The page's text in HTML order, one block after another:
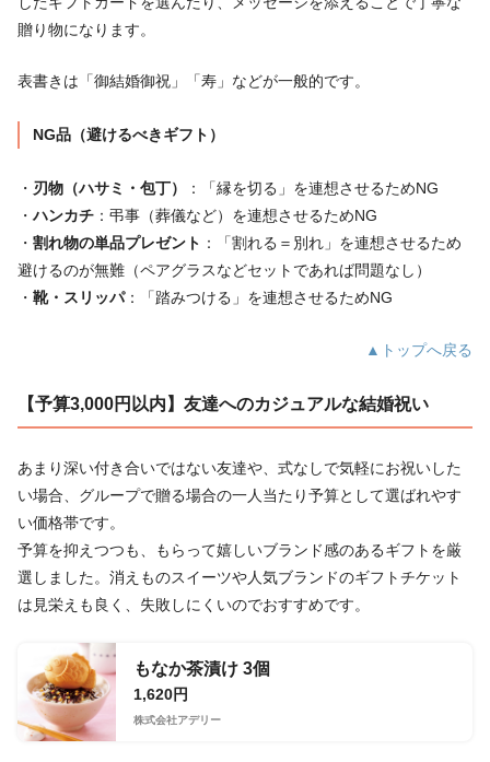
贈り物になります。
表書きは「御結婚御祝」「寿」などが一般的です。
NG品（避けるべきギフト）
・ 刃物（ハサミ・包丁）
：「縁を切る」を連想させるためNG
・ハンカチ ：弔事（葬儀など）を連想させるためNG
・ 割れ物の単品プレゼント ：「割れる＝別れ」を連想させるため
避けるのが無難（ペアグラスなどセットであれば問題なし）
・ 靴・スリッパ：「踏みつける」を連想させるためNG
▲トップへ戻る
【予算3,000円以内】友達へのカジュアルな結婚祝い
あまり深い付き合いではない友達や、式なしで気軽にお祝いした
い場合、グループで贈る場合の一人当たり予算として選ばれやす
い価格帯です。
予算を抑えつつも、もらって嬉しいブランド感のあるギフトを厳
選しました。消えものスイーツや人気ブランドのギフトチケット
は見栄えも良く、失敗しにくいのでおすすめです。
もなか茶漬け 3個
1,620円
株式会社アデリー